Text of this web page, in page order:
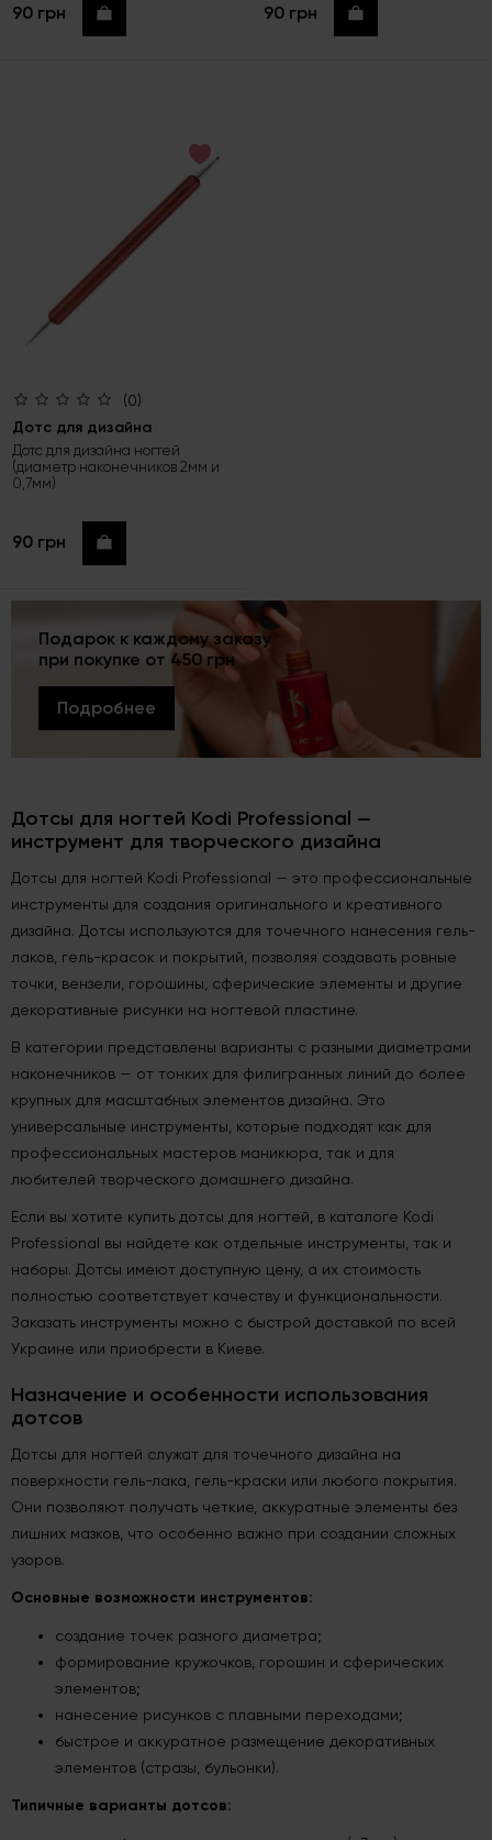
90 грн Купить 90 грн Купить
(0)
Дотс для дизайна
Дотс для дизайна ногтей
(диаметр наконечников 2мм и
0,7мм)
90 грн Купить
Подарок к каждому заказу
при покупке от 450 грн
Подробнее
Дотсы для ногтей Kodi Professional —
инструмент для творческого дизайна
Дотсы для ногтей Kodi Professional — это профессиональные
инструменты для создания оригинального и креативного
дизайна. Дотсы используются для точечного нанесения гель-
лаков, гель-красок и покрытий, позволяя создавать ровные
точки, вензели, горошины, сферические элементы и другие
декоративные рисунки на ногтевой пластине.
В категории представлены варианты с разными диаметрами
наконечников — от тонких для филигранных линий до более
крупных для масштабных элементов дизайна. Это
универсальные инструменты, которые подходят как для
профессиональных мастеров маникюра, так и для
любителей творческого домашнего дизайна.
Если вы хотите купить дотсы для ногтей, в каталоге Kodi
Professional вы найдете как отдельные инструменты, так и
наборы. Дотсы имеют доступную цену, а их стоимость
полностью соответствует качеству и функциональности.
Заказать инструменты можно с быстрой доставкой по всей
Украине или приобрести в Киеве.
Назначение и особенности использования
дотсов
Дотсы для ногтей служат для точечного дизайна на
поверхности гель-лака, гель-краски или любого покрытия.
Они позволяют получать четкие, аккуратные элементы без
лишних мазков, что особенно важно при создании сложных
узоров.
Основные возможности инструментов:
создание точек разного диаметра;
формирование кружочков, горошин и сферических
элементов;
нанесение рисунков с плавными переходами;
быстрое и аккуратное размещение декоративных
элементов (стразы, бульонки).
Типичные варианты дотсов: